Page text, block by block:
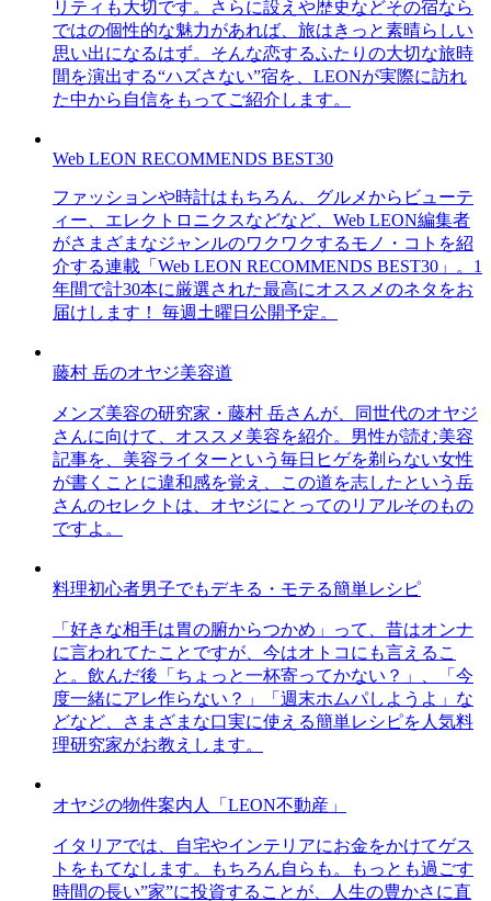
リティも大切です。さらに設えや歴史などその宿なら
ではの個性的な魅力があれば、旅はきっと素晴らしい
思い出になるはず。そんな恋するふたりの大切な旅時
間を演出する“ハズさない”宿を、LEONが実際に訪れ
た中から自信をもってご紹介します。
Web LEON RECOMMENDS BEST30
ファッションや時計はもちろん、グルメからビューテ
ィー、エレクトロニクスなどなど、Web LEON編集者
がさまざまなジャンルのワクワクするモノ・コトを紹
介する連載「Web LEON RECOMMENDS BEST30」。1
年間で計30本に厳選された最高にオススメのネタをお
届けします！ 毎週土曜日公開予定。
藤村 岳のオヤジ美容道
メンズ美容の研究家・藤村 岳さんが、同世代のオヤジ
さんに向けて、オススメ美容を紹介。男性が読む美容
記事を、美容ライターという毎日ヒゲを剃らない女性
が書くことに違和感を覚え、この道を志したという岳
さんのセレクトは、オヤジにとってのリアルそのもの
ですよ。
料理初心者男子でもデキる・モテる簡単レシピ
「好きな相手は胃の腑からつかめ」って、昔はオンナ
に言われてたことですが、今はオトコにも言えるこ
と。飲んだ後「ちょっと一杯寄ってかない？」、「今
度一緒にアレ作らない？」「週末ホムパしようよ」な
どなど、さまざまな口実に使える簡単レシピを人気料
理研究家がお教えします。
オヤジの物件案内人「LEON不動産」
イタリアでは、自宅やインテリアにお金をかけてゲス
トをもてなします。もちろん自らも。もっとも過ごす
時間の長い”家”に投資することが、人生の豊かさに直